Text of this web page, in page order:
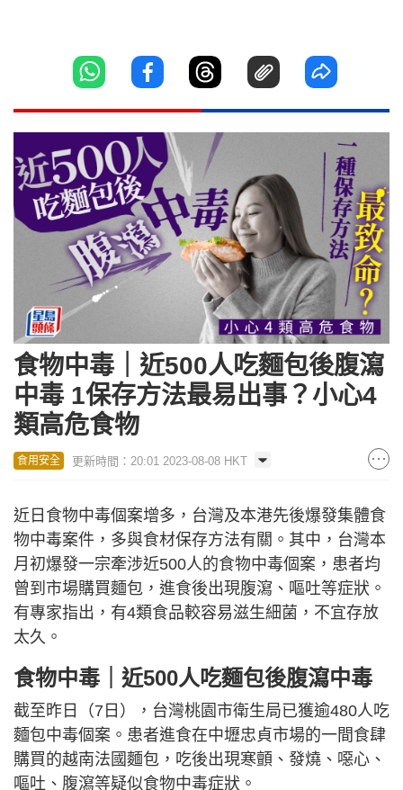
食物中毒｜近500人吃麵包後腹瀉
中毒 1保存方法最易出事？小心4
類高危食物
食用安全 更新時間：20:01 2023-08-08 HKT
近日食物中毒個案增多，台灣及本港先後爆發集體食
物中毒案件，多與食材保存方法有關。其中，台灣本
月初爆發一宗牽涉近500人的食物中毒個案，患者均
曾到市場購買麵包，進食後出現腹瀉、嘔吐等症狀。
有專家指出，有4類食品較容易滋生細菌，不宜存放
太久。
食物中毒｜近500人吃麵包後腹瀉中毒
截至昨日（7日），台灣桃園市衛生局已獲逾480人吃
麵包中毒個案。患者進食在中壢忠貞市場的一間食肆
購買的越南法國麵包，吃後出現寒顫、發燒、噁心、
嘔吐、腹瀉等疑似食物中毒症狀。